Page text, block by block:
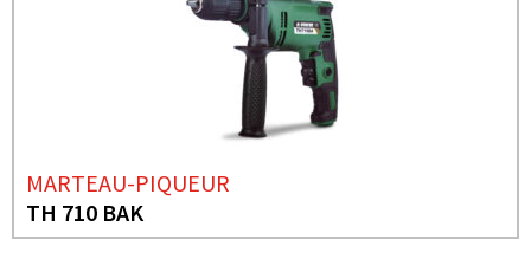
MARTEAU-PIQUEUR
TH 710 BAK